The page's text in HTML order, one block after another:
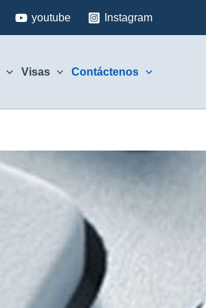
youtube Instagram
Visas Contáctenos